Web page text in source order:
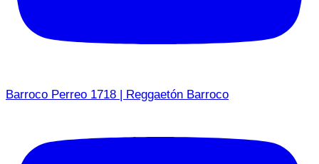
Barroco Perreo 1718 | Reggaetón Barroco